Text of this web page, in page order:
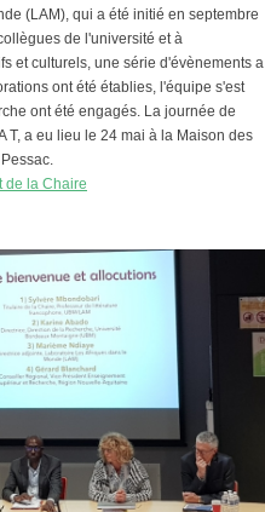
(LAM), qui a été initié en septembre
de l'université et à
et culturels, une série d'évènements a
ont été établies, l'équipe s'est
ont été engagés. La journée de
T, a eu lieu le 24 mai à la Maison des
de la Chaire